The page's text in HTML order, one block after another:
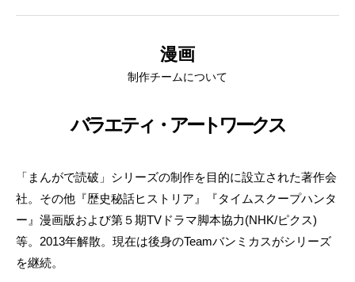
漫画
制作チームについて
バラエティ・アートワークス
「まんがで読破」シリーズの制作を目的に設立された著作会
社。その他『歴史秘話ヒストリア』『タイムスクープハンタ
ー』漫画版および第５期TVドラマ脚本協力(NHK/ピクス)
等。2013年解散。現在は後身のTeamバンミカスがシリーズ
を継続。